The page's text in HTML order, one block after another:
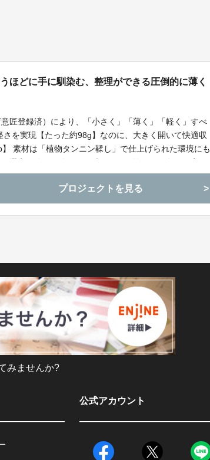
ほどに手に馴染む、整理ができる圧倒的に薄く
匠登録済）により、「小さく」「薄く」「軽く」すべ
を実現【たった約98g】なのに、大きく開いて快適収
素材は「植物タンニン鞣し」で仕上げられた環境にも
ザーならではのしなやかな風合いとエイジングをお楽
プロジェクトを見る
みませんか?
公式アカウント